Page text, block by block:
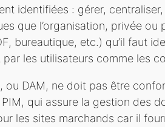
identifiées : gérer,
que l’organisation, privée ou
bureautique, etc.) qu’il faut
les utilisateurs comme les
ou DAM, ne doit pas être
qui assure la gestion des
les sites marchands car il